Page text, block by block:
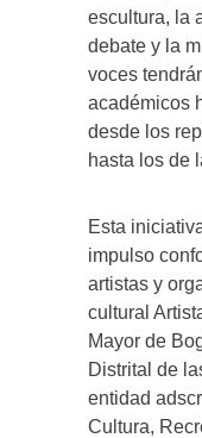
escultura, la
debate y la
voces
académicos
desde los
hasta los de
Esta
impulso
artistas y
cultural
Mayor de
Distrital de
entidad
Cultura,